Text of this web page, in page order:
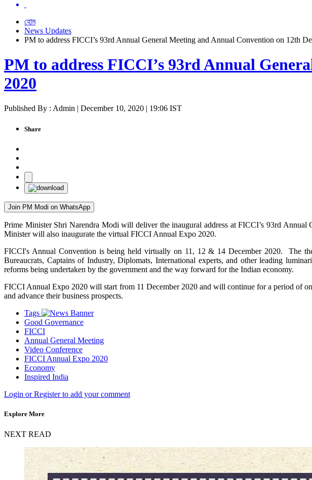
হোম
News Updates
PM to address FICCI’s 93rd Annual General Meeting and Annual Convention on 12th
PM to address FICCI’s 93rd Annual
2020
Published By : Admin | December 10, 2020 | 19:06 IST
Share
Join PM Modi on WhatsApp
Prime Minister Shri Narendra Modi will deliver the inaugural address at FICCI’s 93rd
Minister will also inaugurate the virtual FICCI Annual Expo 2020.
FICCI's Annual Convention is being held virtually on 11, 12 & 14 December 2020. The
Bureaucrats, Captains of Industry, Diplomats, International experts, and other leading
reforms being undertaken by the government and the way forward for the Indian economy.
FICCI Annual Expo 2020 will start from 11 December 2020 and will continue for a period of
and advance their business prospects.
Tags
Good Governance
FICCI
Annual General Meeting
Video Conference
FICCI Annual Expo 2020
Economy
Inspired India
Login or Register to add your comment
Explore More
NEXT READ